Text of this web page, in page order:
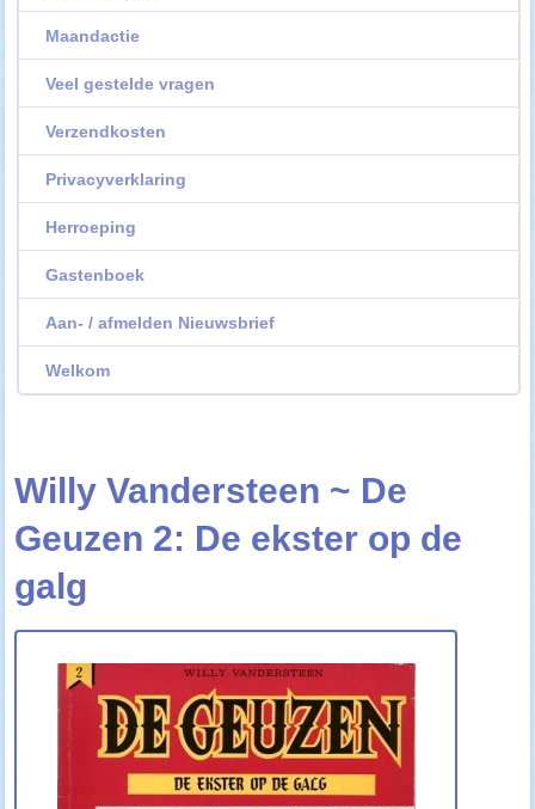
Maandactie
Veel gestelde vragen
Verzendkosten
Privacyverklaring
Herroeping
Gastenboek
Aan- / afmelden Nieuwsbrief
Welkom
Willy Vandersteen ~ De
Geuzen 2: De ekster op de
galg